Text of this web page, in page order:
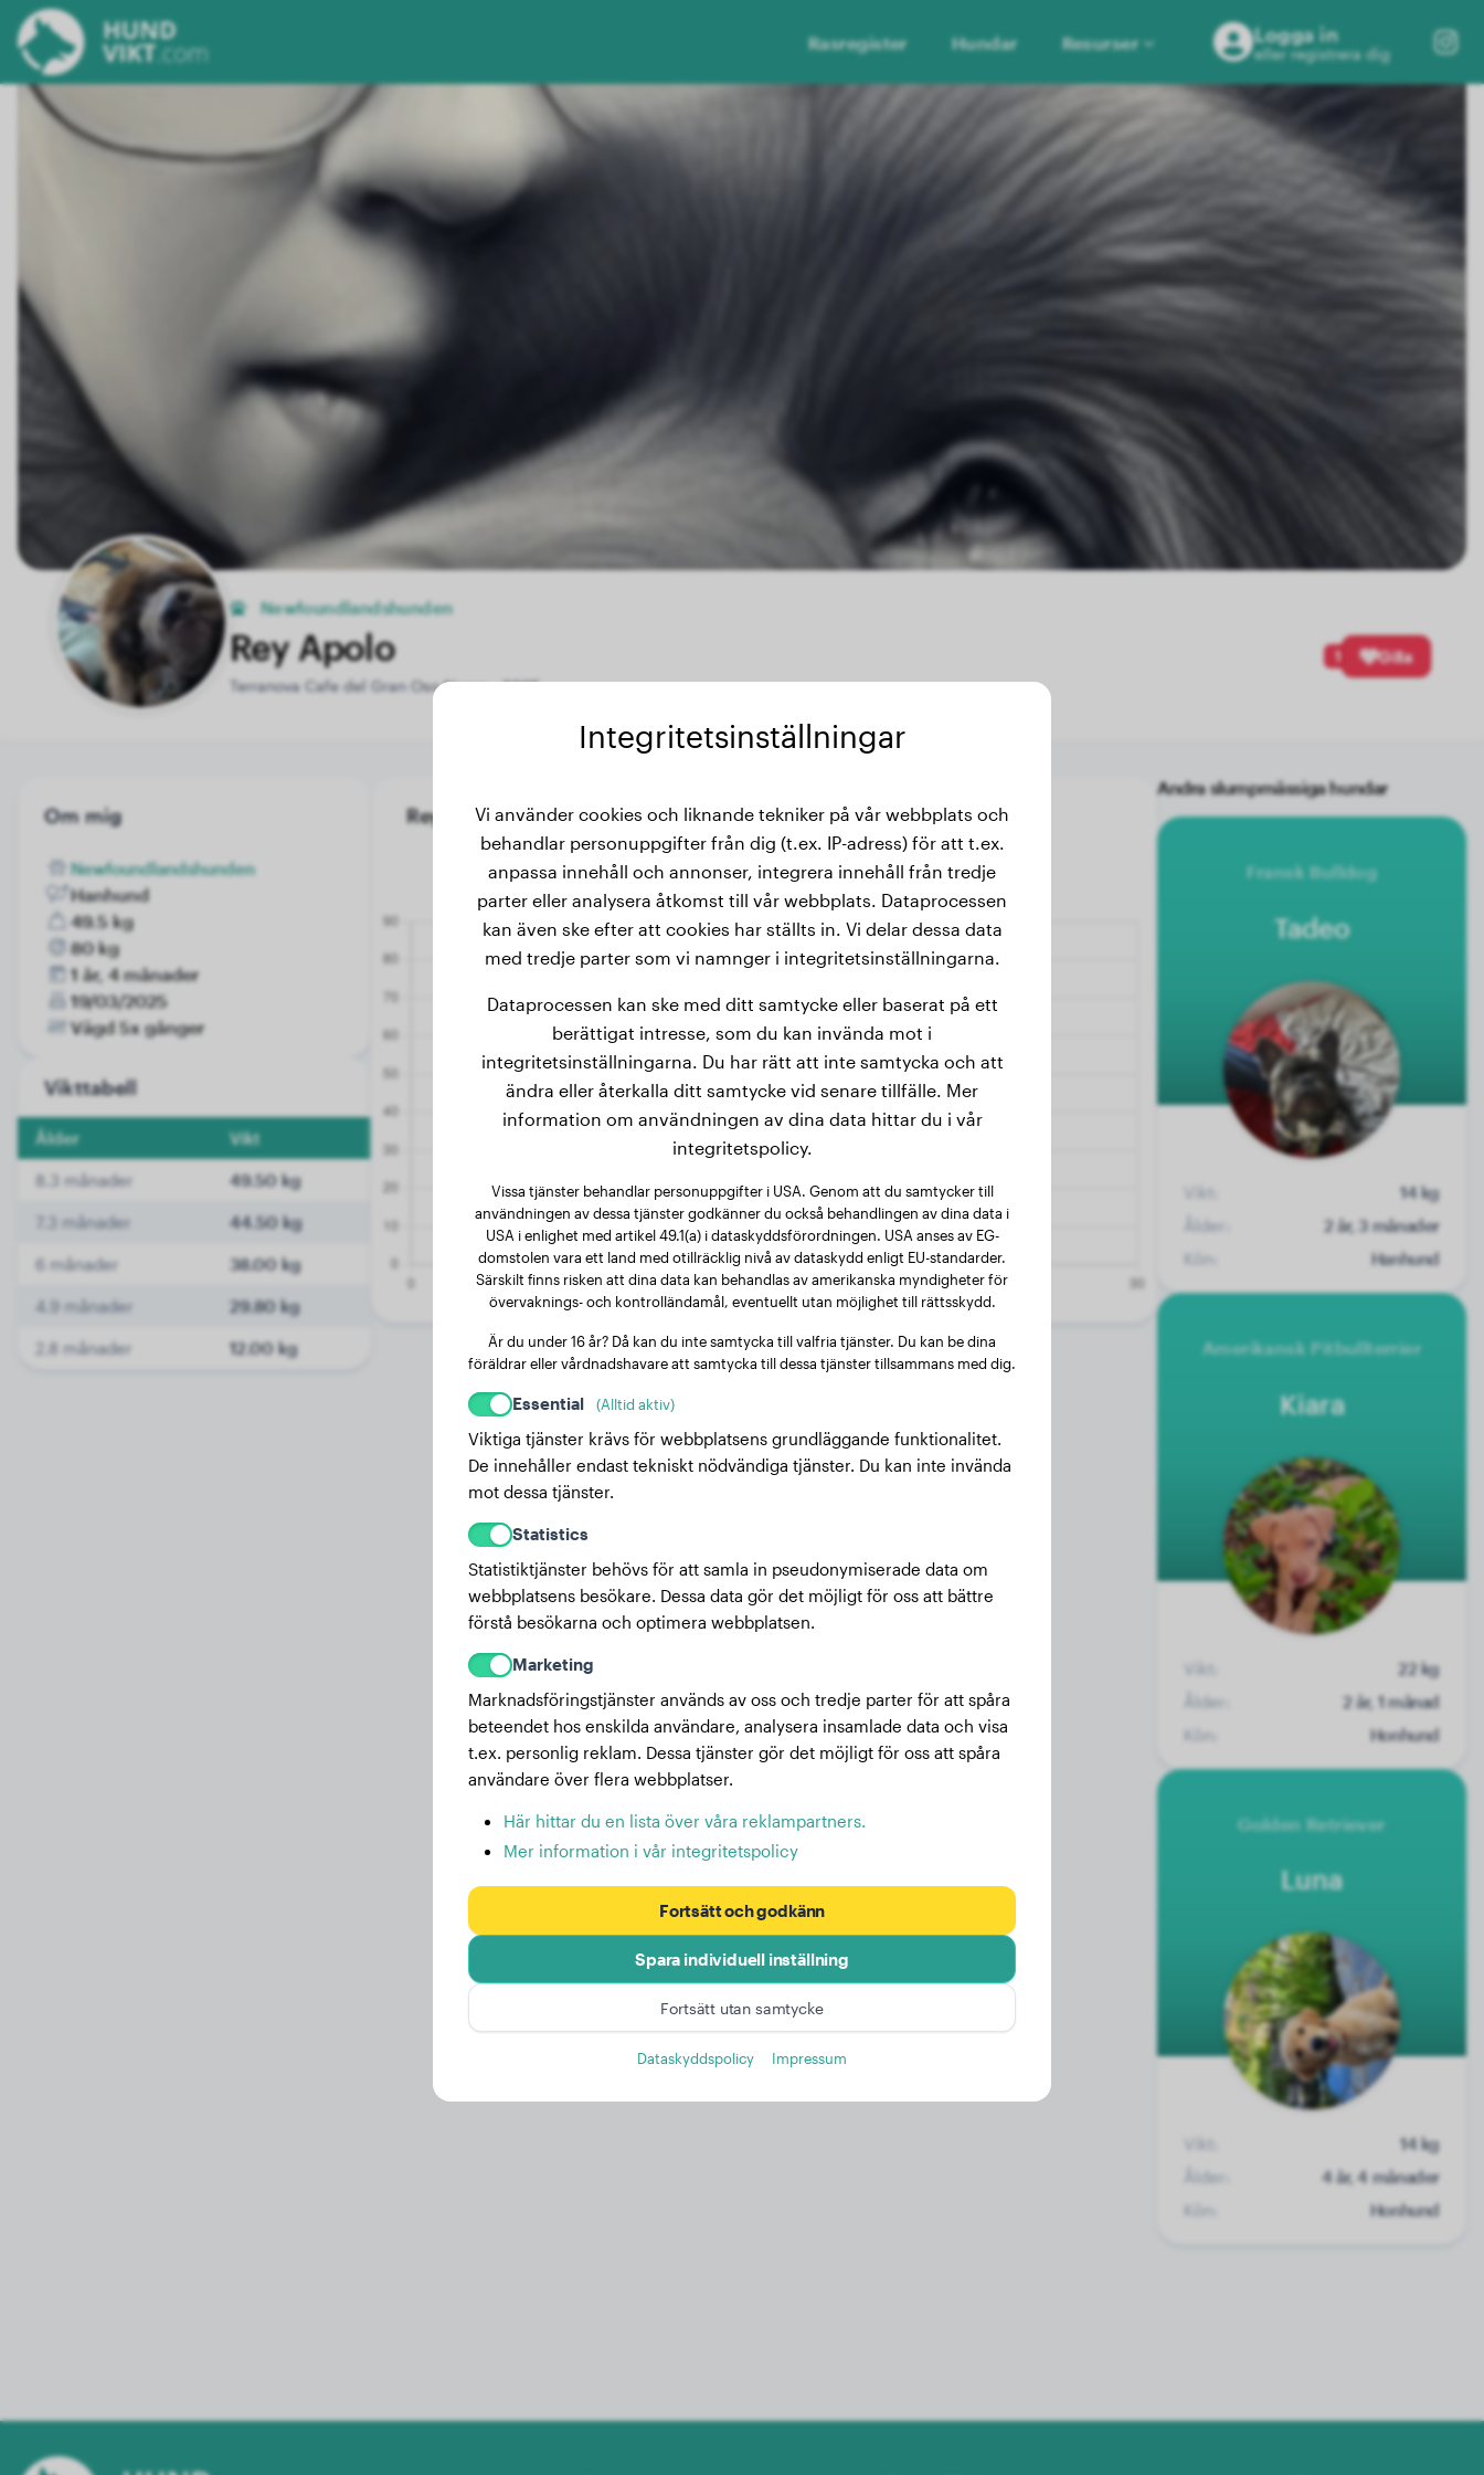
Rasregister Hundar Resurser Logga in
eller registrera dig
Newfoundlandshunden
Rey Apolo
Terranova Cafe del Gran Oso Negro - 2025
1 Gilla
Om mig
Newfoundlandshunden
Hanhund
49.5 kg
80 kg
1 år, 4 månader
19/03/2025
Vägd 5x gånger
Vikttabell
Ålder Vikt
8.3 månader 49.50 kg
7.3 månader 44.50 kg
6 månader 38.00 kg
4.9 månader 29.80 kg
2.8 månader 12.00 kg
Rey Apolo's vikthistorik
Andra slumpmässiga hundar
Fransk Bulldog
Tadeo
Vikt:
14 kg
Ålder:
2 år, 3 månader
Kön:
Hanhund
Amerikansk Pitbullterrier
Kiara
Vikt:
22 kg
Ålder:
2 år, 1 månad
Kön:
Honhund
Golden Retriever
Luna
Vikt:
14 kg
Ålder:
4 år, 4 månader
Kön:
Honhund
Integritetsinställningar
Vi använder cookies och liknande tekniker på vår webbplats och
behandlar personuppgifter från dig (t.ex. IP-adress) för att t.ex.
anpassa innehåll och annonser, integrera innehåll från tredje
parter eller analysera åtkomst till vår webbplats. Dataprocessen
kan även ske efter att cookies har ställts in. Vi delar dessa data
med tredje parter som vi namnger i integritetsinställningarna.
Dataprocessen kan ske med ditt samtycke eller baserat på ett
berättigat intresse, som du kan invända mot i
integritetsinställningarna. Du har rätt att inte samtycka och att
ändra eller återkalla ditt samtycke vid senare tillfälle. Mer
information om användningen av dina data hittar du i vår
integritetspolicy.
Vissa tjänster behandlar personuppgifter i USA. Genom att du samtycker till
användningen av dessa tjänster godkänner du också behandlingen av dina data i
USA i enlighet med artikel 49.1(a) i dataskyddsförordningen. USA anses av EG-
domstolen vara ett land med otillräcklig nivå av dataskydd enligt EU-standarder.
Särskilt finns risken att dina data kan behandlas av amerikanska myndigheter för
övervaknings- och kontrolländamål, eventuellt utan möjlighet till rättsskydd.
Är du under 16 år? Då kan du inte samtycka till valfria tjänster. Du kan be dina
föräldrar eller vårdnadshavare att samtycka till dessa tjänster tillsammans med dig.
Essential (Alltid aktiv)
Viktiga tjänster krävs för webbplatsens grundläggande funktionalitet.
De innehåller endast tekniskt nödvändiga tjänster. Du kan inte invända
mot dessa tjänster.
Statistics
Statistiktjänster behövs för att samla in pseudonymiserade data om
webbplatsens besökare. Dessa data gör det möjligt för oss att bättre
förstå besökarna och optimera webbplatsen.
Marketing
Marknadsföringstjänster används av oss och tredje parter för att spåra
beteendet hos enskilda användare, analysera insamlade data och visa
t.ex. personlig reklam. Dessa tjänster gör det möjligt för oss att spåra
användare över flera webbplatser.
Här hittar du en lista över våra reklampartners.
Mer information i vår integritetspolicy
Fortsätt och godkänn
Spara individuell inställning
Fortsätt utan samtycke
Dataskyddspolicy Impressum